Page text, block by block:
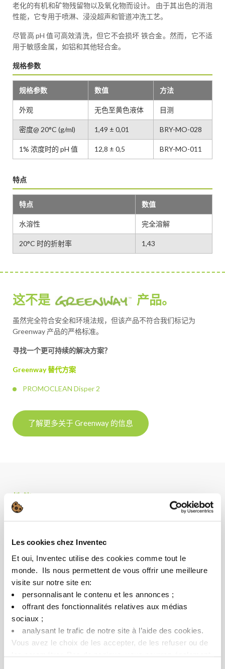
Les cookies chez Inventec
Et oui, Inventec utilise des cookies comme tout le
monde. ​ Ils nous permettent de vous offrir une meilleure
visite sur notre site en:​
personnalisant le contenu et les annonces ;​
offrant des fonctionnalités relatives aux médias
sociaux ; ​
analysant le trafic de notre site à l’aide des cookies.​
Vous avez le choix de les accepter, de les refuser ou de
les paramétrer.​ Pas de panique, vous pourrez également
老化的有机和矿物残留物以及氧化物而设计。 由于其出色的消泡
性能，它专用于喷淋、浸没超声和管道冲洗工艺。
尽管高 pH 值可高效清洗，但它不会损坏 铁合金。然而，它不适
用于敏感金属，如铝和其他轻合金。
规格参数
规格参数 数值 方法
外观 无色至黄色液体 目测
密度@ 20°C (g/ml) 1,49 ± 0,01 BRY-MO-028
1% 浓度时的 pH 值 12,8 ± 0,5 BRY-MO-011
特点
特点 数值
水溶性 完全溶解
20°C 时的折射率 1,43
这不是 产品。
虽然完全符合安全和环境法规，但该产品不符合我们标记为
Greenway 产品的严格标准。
寻找一个更可持续的解决方案？
Greenway 替代方案
PROMOCLEAN Disper 2
了解更多关于 Greenway 的信息
性能
成本
即使在低浓度的情况下，也有很高的清洗能力
用途广泛：可用于生产和维护
环保